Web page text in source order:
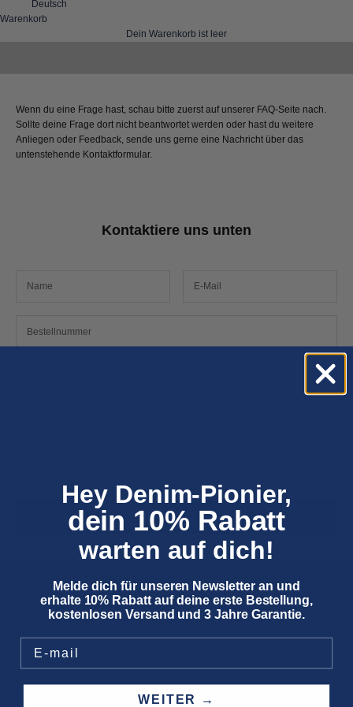
Deutsch
Warenkorb
Dein Warenkorb ist leer
Wir helfen Dir gerne
Wenn du eine Frage hast, schau bitte zuerst auf unserer FAQ-Seite nach.
Sollte deine Frage dort nicht beantwortet werden oder hast du weitere
Anliegen oder Feedback, sende uns gerne eine Nachricht über das
untenstehende Kontaktformular.
Kontaktiere uns unten
NACHRICHT SENDEN
Kings Of Indigo
Nachhaltigkeits Report
Der Blog
Hey Denim-Pionier,
dein 10% Rabatt
warten auf dich!
Melde dich für unseren Newsletter an und
erhalte 10% Rabatt auf deine erste Bestellung,
kostenlosen Versand und 3 Jahre Garantie.
WEITER →